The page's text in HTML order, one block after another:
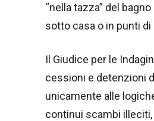
“nella tazza” del
sotto casa o in punti
Il Giudice per le
cessioni e detenzioni
unicamente alle
continui scambi